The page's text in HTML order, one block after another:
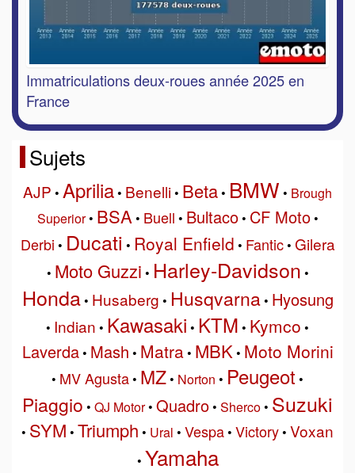
Immatriculations deux-roues année 2025 en
France
Sujets
AJP • Aprilia• Benelli• Beta• BMW • Brough
Superior• BSA• Buell • Bultaco• CF Moto•
Derbi • Ducati • Royal Enfield • Fantic• Gilera
• Moto Guzzi • Harley-Davidson •
Honda• Husaberg • Husqvarna• Hyosung
• Indian • Kawasaki • KTM • Kymco •
Laverda• Mash • Matra• MBK• Moto Morini
• MV Agusta• MZ• Norton • Peugeot •
Piaggio • QJ Motor• Quadro• Sherco• Suzuki
• SYM • Triumph • Ural • Vespa• Victory• Voxan
• Yamaha